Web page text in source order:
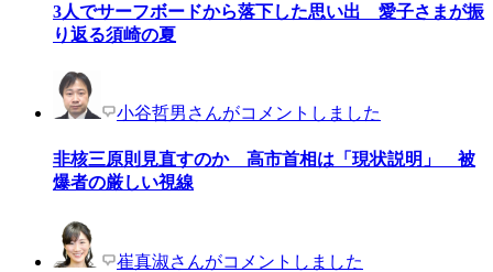
3人でサーフボードから落下した思い出 愛子さまが振
り返る須崎の夏
小谷哲男さんがコメントしました
非核三原則見直すのか 高市首相は「現状説明」 被
爆者の厳しい視線
崔真淑さんがコメントしました